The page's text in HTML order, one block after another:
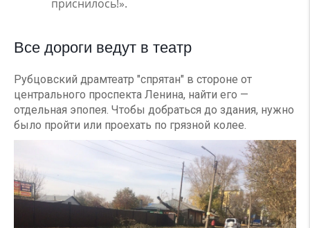
приснилось!».
Все дороги ведут в театр
Рубцовский драмтеатр "спрятан" в стороне от
центрального проспекта Ленина, найти его —
отдельная эпопея. Чтобы добраться до здания, нужно
было пройти или проехать по грязной колее.